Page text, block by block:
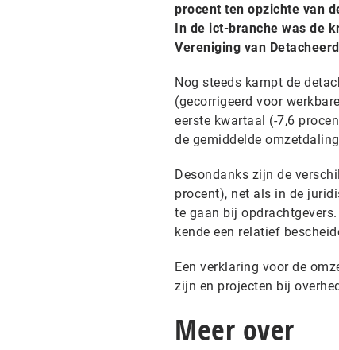
procent ten opzichte van
In de ict-branche was de
Vereniging van
Nog steeds kampt de
(gecorrigeerd voor
eerste kwartaal (-7,6
de gemiddelde omzetdaling
Desondanks zijn de
procent), net als in de
te gaan bij
kende een relatief
Een verklaring voor de
zijn en projecten bij
Meer over